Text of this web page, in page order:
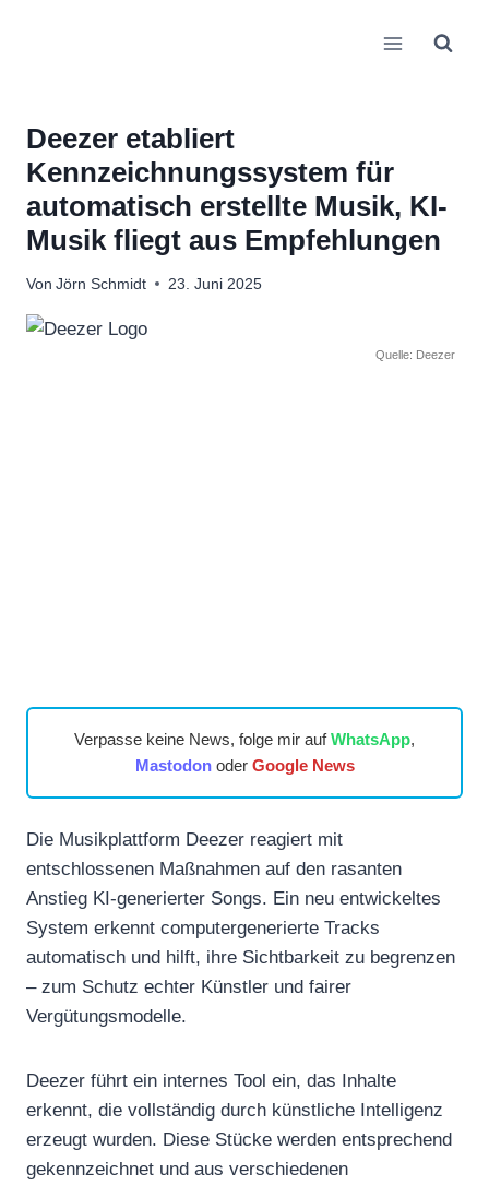
Deezer etabliert
Kennzeichnungssystem für
automatisch erstellte Musik, KI-
Musik fliegt aus Empfehlungen
Von Jörn Schmidt 23. Juni 2025
Quelle: Deezer
Verpasse keine News, folge mir aufWhatsApp,
Mastodonoder Google News
Die Musikplattform Deezer reagiert mit
entschlossenen Maßnahmen auf den rasanten
Anstieg KI-generierter Songs. Ein neu entwickeltes
System erkennt computergenerierte Tracks
automatisch und hilft, ihre Sichtbarkeit zu begrenzen
– zum Schutz echter Künstler und fairer
Vergütungsmodelle.
Deezer führt ein internes Tool ein, das Inhalte
erkennt, die vollständig durch künstliche Intelligenz
erzeugt wurden. Diese Stücke werden entsprechend
gekennzeichnet und aus verschiedenen